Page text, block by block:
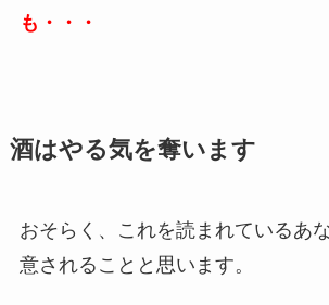
も・・・
酒はやる気を奪います
おそらく、これを読まれているあ
意されることと思います。